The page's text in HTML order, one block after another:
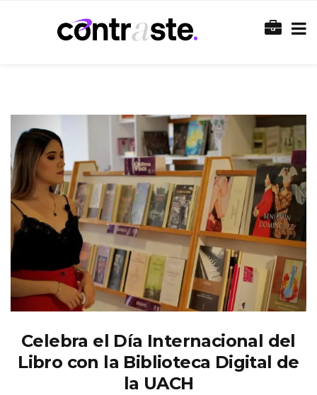
Celebra el Día Internacional del
Libro con la Biblioteca Digital de
la UACH